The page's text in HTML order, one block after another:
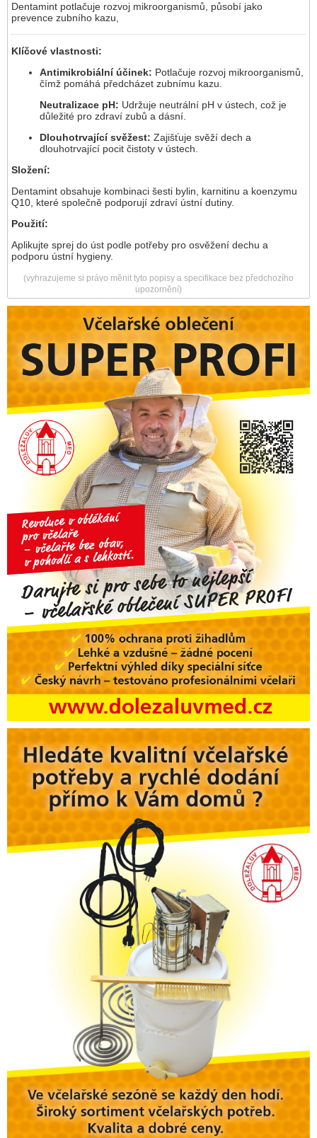
Dentamint potlačuje rozvoj mikroorganismů, působí jako
prevence zubního kazu,
Klíčové vlastnosti:
Antimikrobiální účinek: Potlačuje rozvoj mikroorganismů,
čímž pomáhá předcházet zubnímu kazu.
Neutralizace pH: Udržuje neutrální pH v ústech, což je
důležité pro zdraví zubů a dásní.
Dlouhotrvající svěžest: Zajišťuje svěží dech a
dlouhotrvající pocit čistoty v ústech.
Složení:
Dentamint obsahuje kombinaci šesti bylin, karnitinu a koenzymu
Q10, které společně podporují zdraví ústní dutiny.
Použití:
Aplikujte sprej do úst podle potřeby pro osvěžení dechu a
podporu ústní hygieny.
(vyhrazujeme si právo měnit tyto popisy a specifikace bez předchozího
upozornění)